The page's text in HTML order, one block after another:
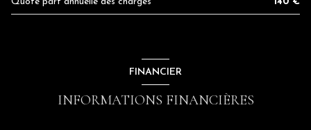
FINANCIER
INFORMATIONS FINANCIÈRES